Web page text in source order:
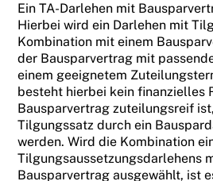
Ein TA-Darlehen mit
Hierbei wird ein Darlehen mit
Kombination mit einem
der Bausparvertrag mit
einem geeignetem
besteht hierbei kein finanzielles
Bausparvertrag zuteilungsreif
Tilgungssatz durch ein
werden. Wird die Kombination
Tilgungsaussetzungsdarlehens
Bausparvertrag ausgewählt, ist